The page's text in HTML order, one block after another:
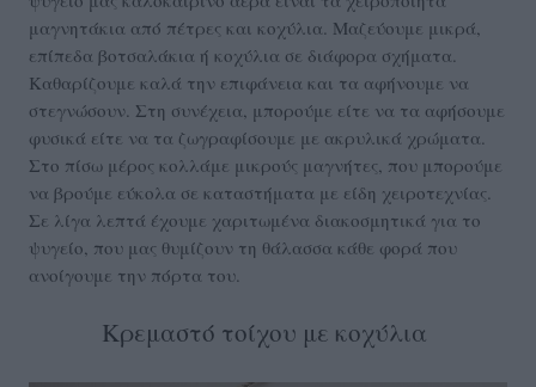
μαγνητάκια από πέτρες και κοχύλια. Μαζεύουμε μικρά,
επίπεδα βοτσαλάκια ή κοχύλια σε διάφορα σχήματα.
Καθαρίζουμε καλά την επιφάνεια και τα αφήνουμε να
στεγνώσουν. Στη συνέχεια, μπορούμε είτε να τα αφήσουμε
φυσικά είτε να τα ζωγραφίσουμε με ακρυλικά χρώματα.
Στο πίσω μέρος κολλάμε μικρούς μαγνήτες, που μπορούμε
να βρούμε εύκολα σε καταστήματα με είδη χειροτεχνίας.
Σε λίγα λεπτά έχουμε χαριτωμένα διακοσμητικά για το
ψυγείο, που μας θυμίζουν τη θάλασσα κάθε φορά που
ανοίγουμε την πόρτα του.
Κρεμαστό τοίχου με κοχύλια